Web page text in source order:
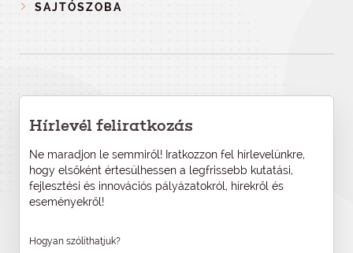
SAJTÓSZOBA
Hírlevél feliratkozás
Ne maradjon le semmiről! Iratkozzon fel hírlevelünkre,
hogy elsőként értesülhessen a legfrissebb kutatási,
fejlesztési és innovációs pályázatokról, hírekről és
eseményekről!
Hogyan szólíthatjuk?